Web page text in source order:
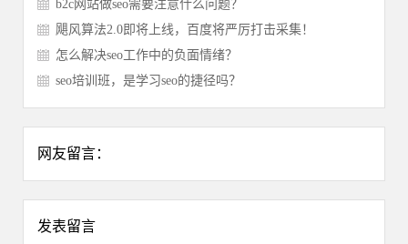
b2c网站做seo需要注意什么问题？
飓风算法2.0即将上线，百度将严厉打击采集！
怎么解决seo工作中的负面情绪？
seo培训班，是学习seo的捷径吗？
网友留言：
发表留言